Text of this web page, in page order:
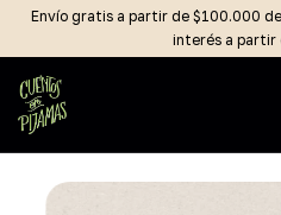
Envío gratis a partir de $100.000
interés a partir